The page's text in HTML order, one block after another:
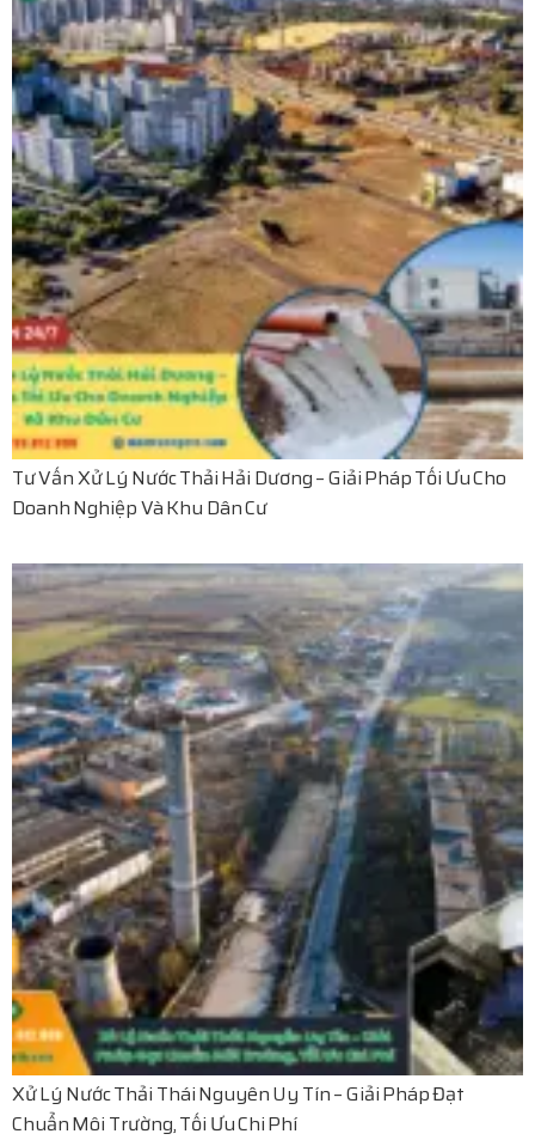
Tư Vấn Xử Lý Nước Thải Hải Dương – Giải Pháp Tối Ưu Cho
Doanh Nghiệp Và Khu Dân Cư
Xử Lý Nước Thải Thái Nguyên Uy Tín – Giải Pháp Đạt
Chuẩn Môi Trường, Tối Ưu Chi Phí